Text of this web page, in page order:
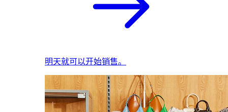
明天就可以开始销售。